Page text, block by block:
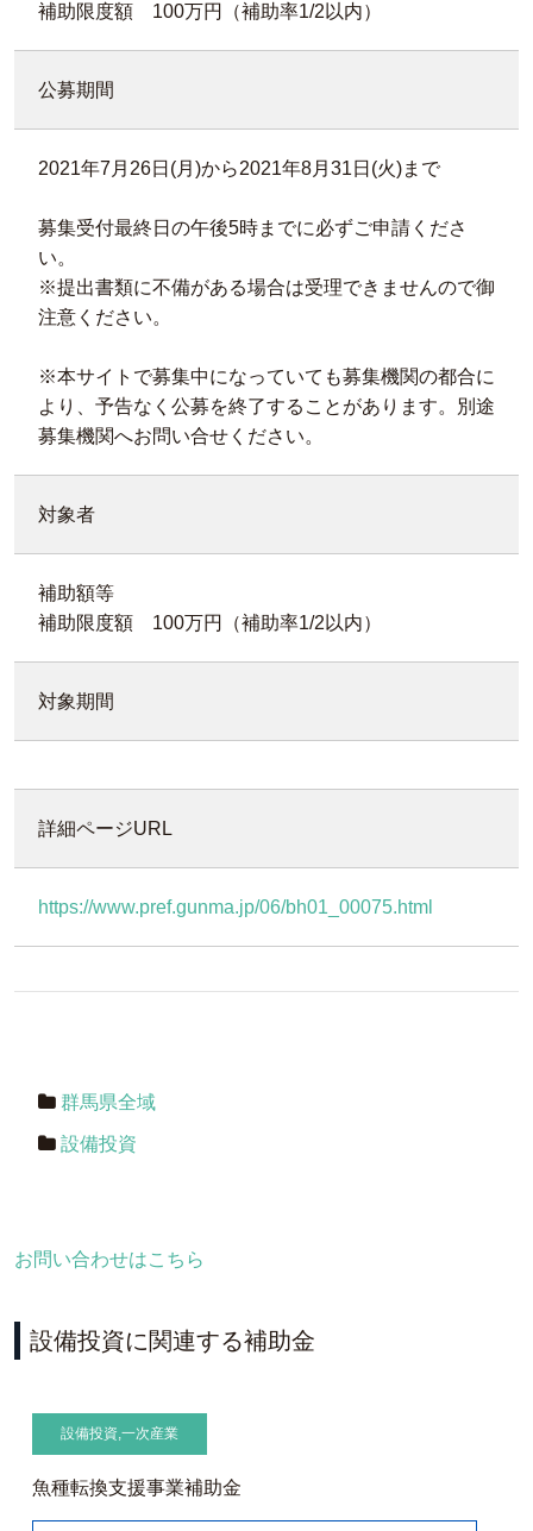
補助限度額 100万円（補助率1/2以内）
公募期間
2021年7月26日(月)から2021年8月31日(火)まで
募集受付最終日の午後5時までに必ずご申請くださ
い。
※提出書類に不備がある場合は受理できませんので御
注意ください。
※本サイトで募集中になっていても募集機関の都合に
より、予告なく公募を終了することがあります。別途
募集機関へお問い合せください。
対象者
補助額等
補助限度額 100万円（補助率1/2以内）
対象期間
詳細ページURL
https://www.pref.gunma.jp/06/bh01_00075.html
群馬県全域
設備投資
お問い合わせはこちら
設備投資に関連する補助金
設備投資,一次産業
魚種転換支援事業補助金